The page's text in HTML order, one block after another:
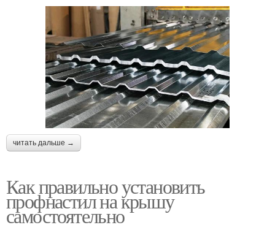
читать дальше →
Как правильно установить
профнастил на крышу
самостоятельно